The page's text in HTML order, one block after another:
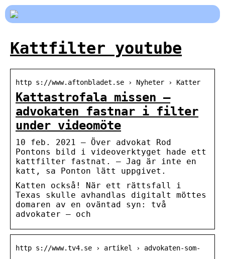
Kattfilter youtube
http s://www.aftonbladet.se › Nyheter › Katter
Kattastrofala missen –
advokaten fastnar i filter
under videomöte
10 feb. 2021 — Över advokat Rod
Pontons bild i videoverktyget hade ett
kattfilter fastnat. – Jag är inte en
katt, sa Ponton lätt uppgivet.
Katten också! När ett rättsfall i
Texas skulle avhandlas digitalt möttes
domaren av en oväntad syn: två
advokater – och
http s://www.tv4.se › artikel › advokaten-som-